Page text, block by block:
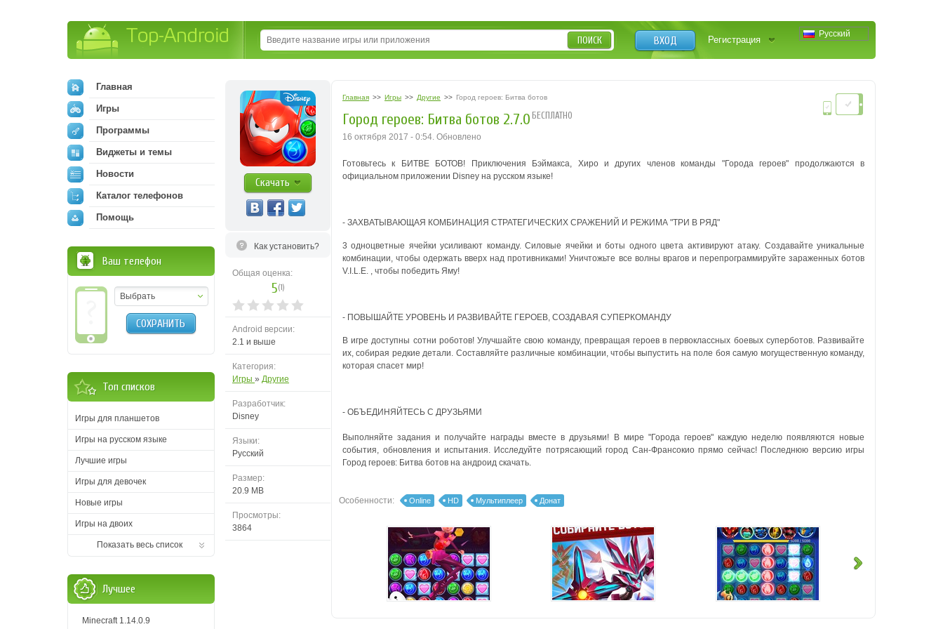
Русский
ВХОД Регистрация
ПОИСК
Скачать
Как установить?
Общая оценка:
5(1)
Android версии:
2.1 и выше
Категория:
Игры » Другие
Разработчик:
Disney
Языки:
Русский
Размер:
20.9 MB
Просмотры:
3864
Главная >> Игры >> Другие >> Город героев: Битва ботов
Город героев: Битва ботов 2.7.0 БЕСПЛАТНО
16 октября 2017 - 0:54. Обновлено
Готовьтесь к БИТВЕ БОТОВ! Приключения Бэймакса, Хиро и других членов команды "Города героев" продолжаются в
официальном приложении Disney на русском языке!
- ЗАХВАТЫВАЮЩАЯ КОМБИНАЦИЯ СТРАТЕГИЧЕСКИХ СРАЖЕНИЙ И РЕЖИМА "ТРИ В РЯД"
3 одноцветные ячейки усиливают команду. Силовые ячейки и боты одного цвета активируют атаку. Создавайте уникальные
комбинации, чтобы одержать вверх над противниками! Уничтожьте все волны врагов и перепрограммируйте зараженных ботов
V.I.L.E. , чтобы победить Яму!
- ПОВЫШАЙТЕ УРОВЕНЬ И РАЗВИВАЙТЕ ГЕРОЕВ, СОЗДАВАЯ СУПЕРКОМАНДУ
В игре доступны сотни роботов! Улучшайте свою команду, превращая героев в первоклассных боевых суперботов. Развивайте
их, собирая редкие детали. Составляйте различные комбинации, чтобы выпустить на поле боя самую могущественную команду,
которая спасет мир!
- ОБЪЕДИНЯЙТЕСЬ С ДРУЗЬЯМИ
Выполняйте задания и получайте награды вместе в друзьями! В мире "Города героев" каждую неделю появляются новые
события, обновления и испытания. Исследуйте потрясающий город Сан-Франсокио прямо сейчас! Последнюю версию игры
Город героев: Битва ботов на андроид скачать.
Особенности: Online HD Мультиплеер Донат
Главная
Игры
Программы
Виджеты и темы
Новости
Каталог телефонов
Помощь
Ваш телефон
Выбрать
СОХРАНИТЬ
Топ списков
Игры для планшетов
Игры на русском языке
Лучшие игры
Игры для девочек
Новые игры
Игры на двоих
Показать весь список
Лучшее
Minecraft 1.14.0.9